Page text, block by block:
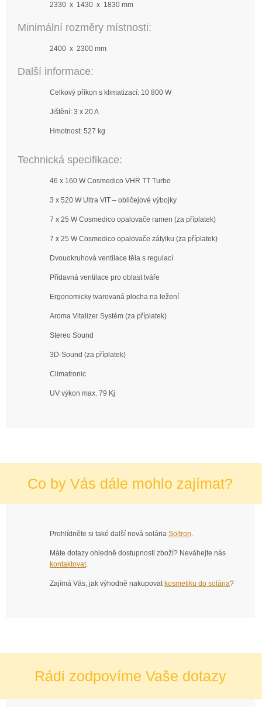
2330 x 1430 x 1830 mm
Minimální rozměry místnosti:
2400 x 2300 mm
Další informace:
Celkový příkon s klimatizací: 10 800 W
Jištění: 3 x 20 A
Hmotnost: 527 kg
Technická specifikace:
46 x 160 W Cosmedico VHR TT Turbo
3 x 520 W Ultra VIT – obličejové výbojky
7 x 25 W Cosmedico opalovače ramen (za příplatek)
7 x 25 W Cosmedico opalovače zátylku (za příplatek)
Dvouokruhová ventilace těla s regulací
Přídavná ventilace pro oblast tváře
Ergonomicky tvarovaná plocha na ležení
Aroma Vitalizer Systém (za příplatek)
Stereo Sound
3D-Sound (za příplatek)
Climatronic
UV výkon max. 79 Kj
Co by Vás dále mohlo zajímat?
Prohlídněte si také další nová solária Soltron.
Máte dotazy ohledně dostupnosti zboží? Neváhejte nás
kontaktovat.
Zajímá Vás, jak výhodně nakupovat kosmetiku do solária?
Rádi zodpovíme Vaše dotazy